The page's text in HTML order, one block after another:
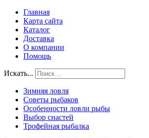
Главная
Карта сайта
Каталог
Доставка
О компании
Помощь
Искать...
Зимняя ловля
Советы рыбаков
Особенности ловли рыбы
Выбор снастей
Трофейная рыбалка